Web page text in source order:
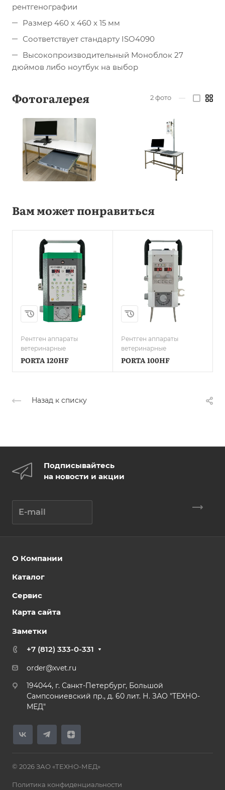
рентгенографии
Размер 460 x 460 x 15 мм
Соответствует стандарту ISO4090
Высокопроизводительный Моноблок 27
дюймов либо ноутбук на выбор
Фотогалерея 2фото —
Вам может понравиться
Рентген аппараты
ветеринарные
PORTA 120HF
Рентген аппараты
ветеринарные
PORTA 100HF
Назад к списку
Подписывайтесь
на новости и акции
О Компании
Каталог
Сервис
Карта сайта
Заметки
+7 (812) 333-0-331
order@xvet.ru
194044, г. Санкт-Петербург, Большой
Сампсониевский пр., д. 60 лит. Н. ЗАО "ТЕХНО-
МЕД"
© 2026 ЗАО «ТЕХНО-МЕД»
Политика конфиденциальности